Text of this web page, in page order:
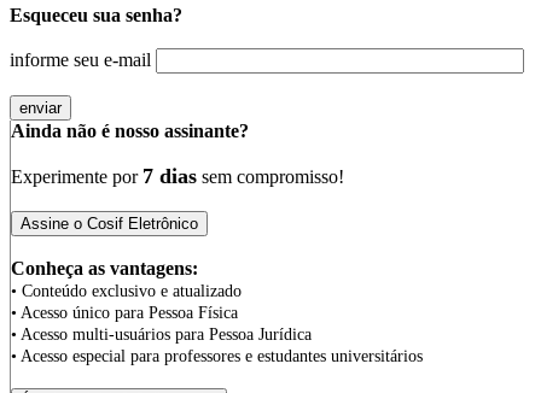
Esqueceu sua senha?
informe seu e-mail
Ainda não é nosso assinante?
Experimente por 7 dias sem compromisso!
Conheça as vantagens:
• Conteúdo exclusivo e atualizado
• Acesso único para Pessoa Física
• Acesso multi-usuários para Pessoa Jurídica
• Acesso especial para professores e estudantes universitários